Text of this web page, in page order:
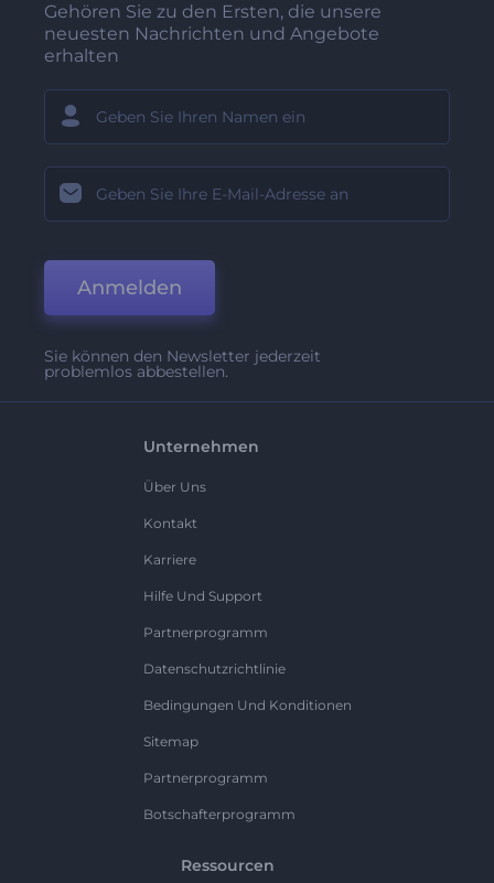
Gehören Sie zu den Ersten, die unsere
neuesten Nachrichten und Angebote
erhalten
Anmelden
Sie können den Newsletter jederzeit
problemlos abbestellen.
Unternehmen
Über Uns
Kontakt
Karriere
Hilfe Und Support
Partnerprogramm
Datenschutzrichtlinie
Bedingungen Und Konditionen
Sitemap
Partnerprogramm
Botschafterprogramm
Ressourcen